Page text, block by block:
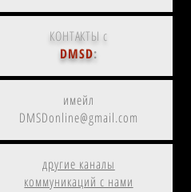
КОНТАКТЫ с
DMSD:
имейл
DMSDonline@gmail.com
другие каналы
коммуникаций с нами